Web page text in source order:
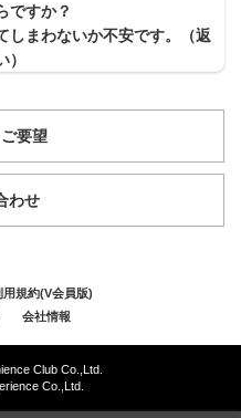
ですか？
しまわないか不安です。（返
要望
わせ
規約(V会員版)
会社情報
Club Co.,Ltd.
Co.,Ltd.